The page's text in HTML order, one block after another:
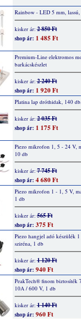
Rainbow - LED 5 mm,
kisker ár:2 850 Ft
shop ár: 1 485 Ft
Premium-Line elektromos
barkácskészlet
kisker ár:2 240 Ft
shop ár: 1 920 Ft
Platina lap dróthidak, 140
kisker ár:2 035 Ft
shop ár: 1 175 Ft
Piezo mikrofon 1, 5 - 24 V,
10 db
kisker ár:7 745 Ft
shop ár: 4 680 Ft
Piezo mikrofon 1 - 1, 5 V,
1 db
kisker ár:565 Ft
shop ár: 375 Ft
Piezo hangjel adó készülék
sziréna, 1 db
kisker ár:1 120 Ft
shop ár: 940 Ft
PeakTech® finom biztosíték
10A / 600 V, 1 db
kisker ár:1 140 Ft
shop ár: 960 Ft